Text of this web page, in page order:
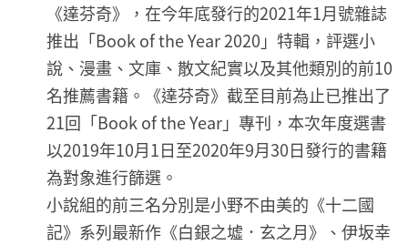
《達芬奇》，在今年底發行的2021年1月號雜誌
推出「Book of the Year 2020」特輯，評選小
說、漫畫、文庫、散文紀實以及其他類別的前10
名推薦書籍。《達芬奇》截至目前為止已推出了
21回「Book of the Year」專刊，本次年度選書
以2019年10月1日至2020年9月30日發行的書籍
為對象進行篩選。
小說組的前三名分別是小野不由美的《十二國
記》系列最新作《白銀之墟．玄之月》、伊坂幸